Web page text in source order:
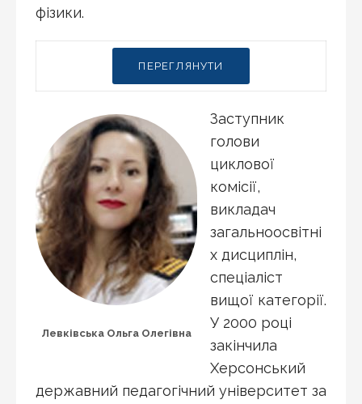
фізики.
ПЕРЕГЛЯНУТИ
Левківська Ольга Олегівна
Заступник
голови
циклової
комісії,
викладач
загальноосвітні
х дисциплін,
спеціаліст
вищої категорії.
У 2000 році
закінчила
Херсонський
державний педагогічний університет за